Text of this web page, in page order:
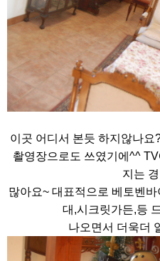
이곳 어디서 본듯 하지않나
촬영장으로도 쓰였기에^^
지는
많아요~ 대표적으로 베토벤
대,시크릿가든,등
나오면서 더욱더